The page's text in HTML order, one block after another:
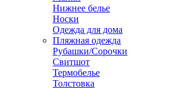
Нижнее белье
Носки
Одежда для дома
Пляжная одежда
Рубашки/Сорочки
Свитшот
Термобелье
Толстовка